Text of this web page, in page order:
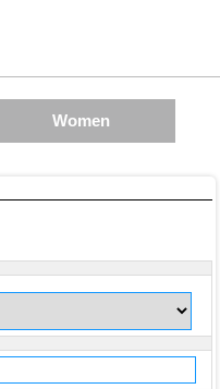
Women